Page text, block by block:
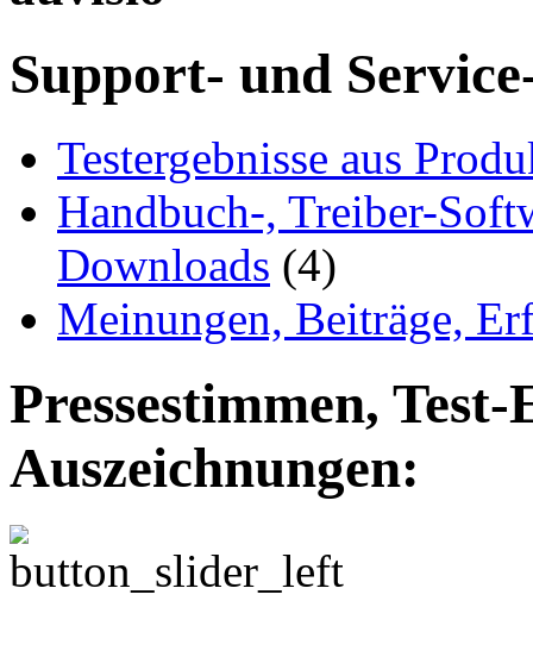
Support- und
Testergebnisse aus
Handbuch-, Treiber-
Downloads (4)
Meinungen, Beiträge,
Pressestimmen,
Auszeichnungen: